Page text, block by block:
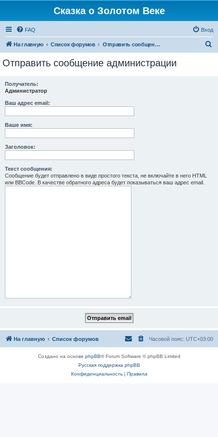
Сказка о Золотом Веке
FAQ Вход
На главную Список форумов Отправить сообщение администрации
Отправить сообщение администрации
Получатель:
Администратор
Ваш адрес email:
Ваше имя:
Заголовок:
Текст сообщения:
Сообщение будет отправлено в виде простого текста, не включайте в него HTML
или BBCode. В качестве обратного адреса будет показываться ваш адрес email.
На главную Список форумов Часовой пояс: UTC+03:00
Создано на основе phpBB® Forum Software © phpBB Limited
Русская поддержка phpBB
Конфиденциальность| Правила